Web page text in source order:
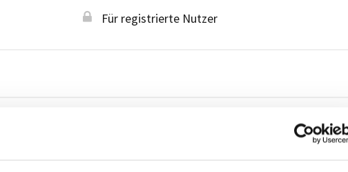
Für registrierte Nutzer